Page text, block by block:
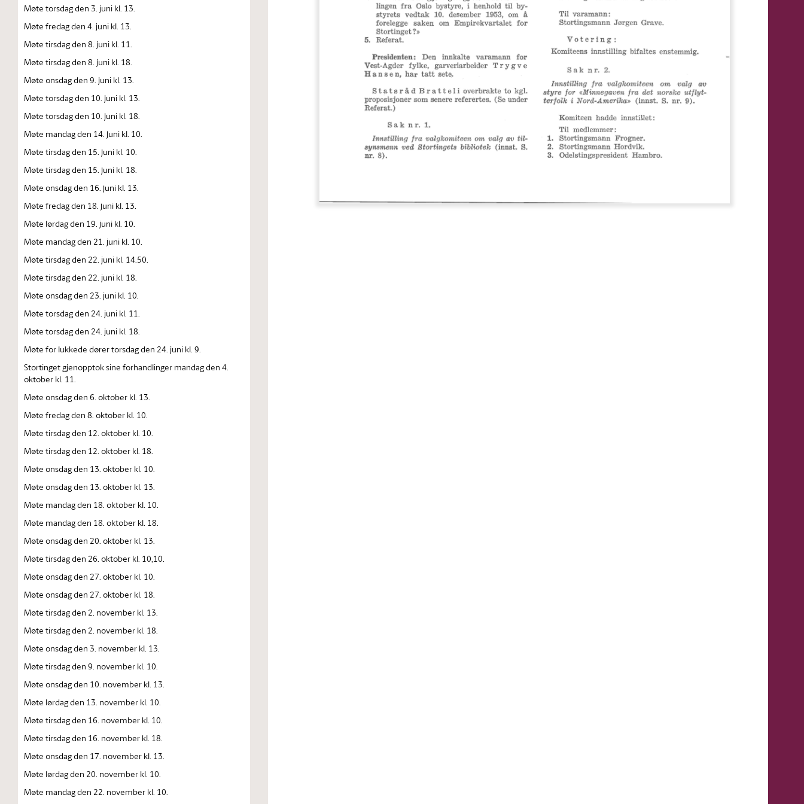
Møte torsdag den 3. juni kl. 13.
Møte fredag den 4. juni kl. 13.
Møte tirsdag den 8. juni kl. 11.
Møte tirsdag den 8. juni kl. 18.
Møte onsdag den 9. juni kl. 13.
Møte torsdag den 10. juni kl. 13.
Møte torsdag den 10. juni kl. 18.
Møte mandag den 14. juni kl. 10.
Møte tirsdag den 15. juni kl. 10.
Møte tirsdag den 15. juni kl. 18.
Møte onsdag den 16. juni kl. 13.
Møte fredag den 18. juni kl. 13.
Møte lørdag den 19. juni kl. 10.
Møte mandag den 21. juni kl. 10.
Møte tirsdag den 22. juni kl. 14.50.
Møte tirsdag den 22. juni kl. 18.
Møte onsdag den 23. juni kl. 10.
Møte torsdag den 24. juni kl. 11.
Møte torsdag den 24. juni kl. 18.
Møte for lukkede dører torsdag den 24. juni kl. 9.
Stortinget gjenopptok sine forhandlinger mandag den 4.
oktober kl. 11.
Møte onsdag den 6. oktober kl. 13.
Møte fredag den 8. oktober kl. 10.
Møte tirsdag den 12. oktober kl. 10.
Møte tirsdag den 12. oktober kl. 18.
Møte onsdag den 13. oktober kl. 10.
Møte onsdag den 13. oktober kl. 13.
Møte mandag den 18. oktober kl. 10.
Møte mandag den 18. oktober kl. 18.
Møte onsdag den 20. oktober kl. 13.
Møte tirsdag den 26. oktober kl. 10,10.
Møte onsdag den 27. oktober kl. 10.
Møte onsdag den 27. oktober kl. 18.
Møte tirsdag den 2. november kl. 13.
Møte tirsdag den 2. november kl. 18.
Møte onsdag den 3. november kl. 13.
Møte tirsdag den 9. november kl. 10.
Møte onsdag den 10. november kl. 13.
Møte lørdag den 13. november kl. 10.
Møte tirsdag den 16. november kl. 10.
Møte tirsdag den 16. november kl. 18.
Møte onsdag den 17. november kl. 13.
Møte lørdag den 20. november kl. 10.
Møte mandag den 22. november kl. 10.